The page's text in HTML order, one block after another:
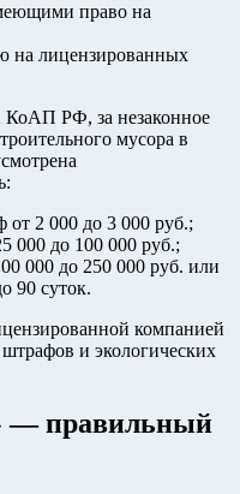
право на
на лицензированных
КоАП РФ, за незаконное
мусора в
2 000 до 3 000 руб.;
000 до 100 000 руб.;
000 до 250 000 руб. или
90 суток.
компанией
и экологических
— правильный